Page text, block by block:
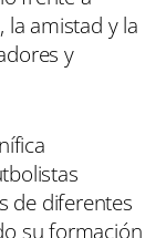
la amistad y la
y
de diferentes
su formación